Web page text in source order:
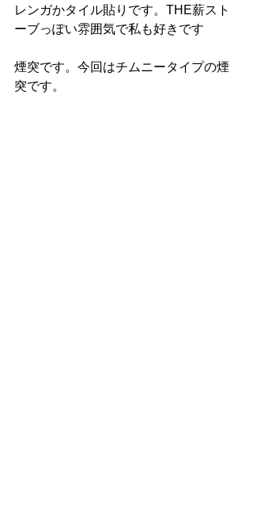
レンガかタイル貼りです。THE薪スト
ーブっぽい雰囲気で私も好きです
煙突です。今回はチムニータイプの煙
突です。